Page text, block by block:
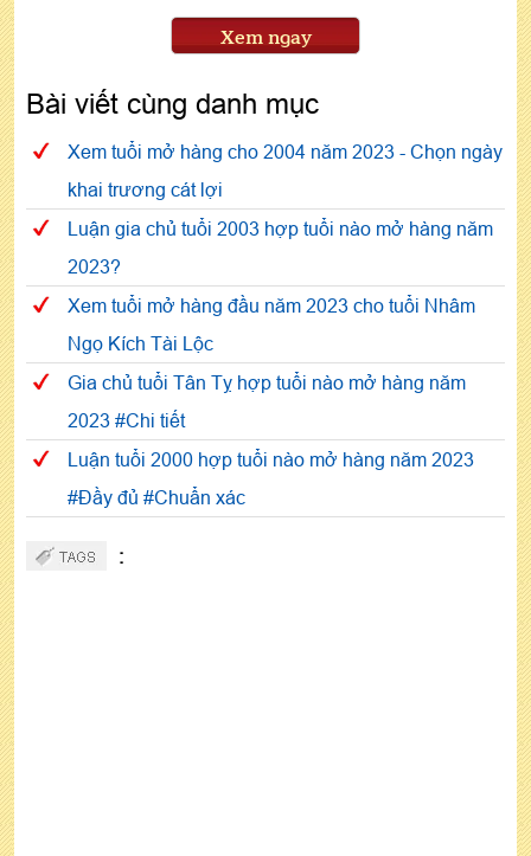
Xem ngay
Bài viết cùng danh mục
Xem tuổi mở hàng cho 2004 năm 2023 - Chọn ngày
khai trương cát lợi
Luận gia chủ tuổi 2003 hợp tuổi nào mở hàng năm
2023?
Xem tuổi mở hàng đầu năm 2023 cho tuổi Nhâm
Ngọ Kích Tài Lộc
Gia chủ tuổi Tân Tỵ hợp tuổi nào mở hàng năm
2023 #Chi tiết
Luận tuổi 2000 hợp tuổi nào mở hàng năm 2023
#Đầy đủ #Chuẩn xác
: